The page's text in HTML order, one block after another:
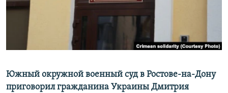
ПОБЕДИТЕЛЕЙ НЕ СУДЯТ?
КРЫМ.НЕПОКОРЕННЫЙ
ELIFBE
ПРИСОЕДИНЯЙТЕСЬ!
Все сайты RFE/RL
Южный окружной военный суд в Ростове-на-Дону
приговорил гражданина Украины Дмитрия